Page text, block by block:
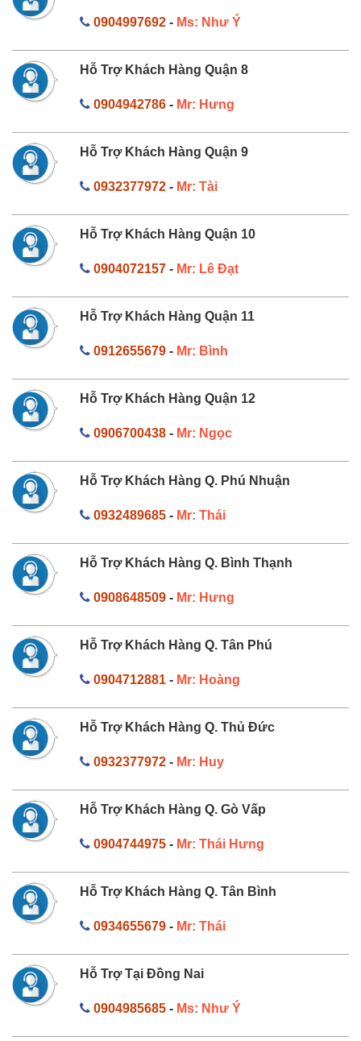
0904997692- Ms: Như Ý
Hỗ Trợ Khách Hàng Quận 8
0904942786- Mr: Hưng
Hỗ Trợ Khách Hàng Quận 9
0932377972- Mr: Tài
Hỗ Trợ Khách Hàng Quận 10
0904072157- Mr: Lê Đạt
Hỗ Trợ Khách Hàng Quận 11
0912655679- Mr: Bình
Hỗ Trợ Khách Hàng Quận 12
0906700438- Mr: Ngọc
Hỗ Trợ Khách Hàng Q. Phú Nhuận
0932489685- Mr: Thái
Hỗ Trợ Khách Hàng Q. Bình Thạnh
0908648509- Mr: Hưng
Hỗ Trợ Khách Hàng Q. Tân Phú
0904712881- Mr: Hoàng
Hỗ Trợ Khách Hàng Q. Thủ Đức
0932377972- Mr: Huy
Hỗ Trợ Khách Hàng Q. Gò Vấp
0904744975- Mr: Thái Hưng
Hỗ Trợ Khách Hàng Q. Tân Bình
0934655679- Mr: Thái
Hỗ Trợ Tại Đồng Nai
0904985685- Ms: Như Ý